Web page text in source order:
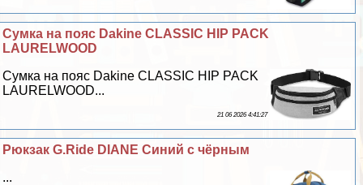
Сумка на пояс Dakine CLASSIC HIP PACK
LAURELWOOD
Сумка на пояс Dakine CLASSIC HIP PACK
LAURELWOOD...
21 06 2026 4:41:27
Рюкзак G.Ride DIANE Синий с чёрным
...